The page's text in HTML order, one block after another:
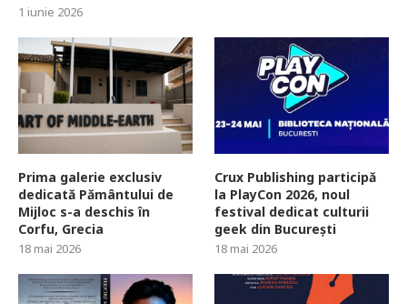
1 iunie 2026
Prima galerie exclusiv
dedicată Pământului de
Mijloc s-a deschis în
Corfu, Grecia
18 mai 2026
Crux Publishing participă
la PlayCon 2026, noul
festival dedicat culturii
geek din București
18 mai 2026